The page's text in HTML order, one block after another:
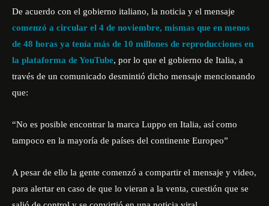
De acuerdo con el gobierno italiano, la noticia y el mensaje
comenzó a circular el 4 de noviembre, mismas que en menos
de 48 horas ya tenía más de 10 millones de reproducciones en
la plataforma de YouTube, por lo que el gobierno de Italia, a
través de un comunicado desmintió dicho mensaje mencionando
que:
“No es posible encontrar la marca Luppo en Italia, así como
tampoco en la mayoría de países del continente Europeo”
A pesar de ello la gente comenzó a compartir el mensaje y video,
para alertar en caso de que lo vieran a la venta, cuestión que se